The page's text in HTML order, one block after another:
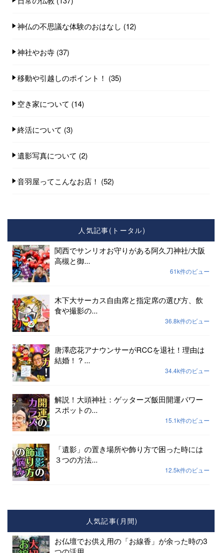
神仏の不思議な体験のおはなし (12)
神社やお寺 (37)
移動や引越しのポイント！ (35)
空き家について (14)
終活について (3)
遺影写真について (2)
音羽屋ってこんなお店！ (52)
人気記事(トータル)
関西でサンリオお守りがある阿久刀神社/大阪
高槻と御...
61k件のビュー
木下大サーカス自由席と指定席の選び方、飲
食や撮影の...
36.8k件のビュー
唐澤恋花アナウンサーがRCCを退社！理由は
結婚！？...
34.4k件のビュー
解説！大頭神社：ゲッターズ飯田開運パワー
スポットの...
15.1k件のビュー
「遺影」の置き場所や飾り方で困った時には
３つの方法...
12.5k件のビュー
人気記事(月間)
お仏壇でお供え用の「お線香」が余った時の3